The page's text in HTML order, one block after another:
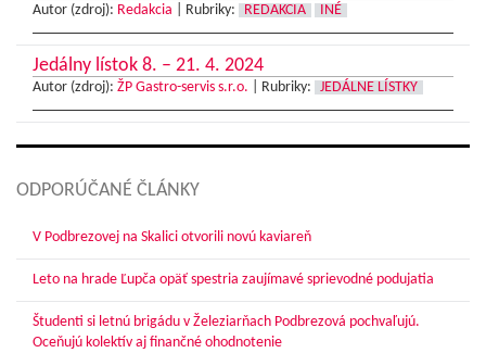
Autor (zdroj): Redakcia Rubriky: REDAKCIA INÉ
Jedálny lístok 8. – 21. 4. 2024
Autor (zdroj): ŽP Gastro-servis s.r.o. Rubriky: JEDÁLNE LÍSTKY
ODPORÚČANÉ ČLÁNKY
V Podbrezovej na Skalici otvorili novú kaviareň
Leto na hrade Ľupča opäť spestria zaujímavé sprievodné podujatia
Študenti si letnú brigádu v Železiarňach Podbrezová pochvaľujú.
Oceňujú kolektív aj finančné ohodnotenie